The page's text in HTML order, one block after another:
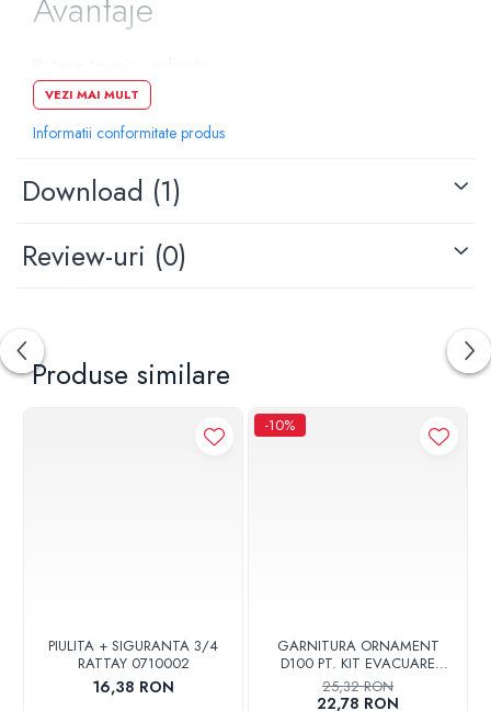
Garantata prin certificare, in baza normei EN 442, de catre
„Politecnico” Milano. Puterea termica ridicata iti ofera
Confort maxim cu economisire de energie
presupune costuri reduse. Temperatura ideala poate fi atinsa
rapid, pentru fiecare mediu.
anaforetica", urmata de lacuirea cu pudra epoxidica,
asigura o finisare perfecta si de durata.
Inaltime Calorifer: 877 mm
Model (interax): 800 mm
Presiune: 6 bar
VEZI MAI MULT
Informatii conformitate produs
Download (1)
Review-uri (0)
Produse similare
PIULITA + SIGURANTA 3/4
RATTAY 0710002
16,38 RON
-10%
GARNITURA ORNAMENT
D100 PT. KIT EVACUARE
CENTRALA FGGE100
25,32 RON
22,78 RON